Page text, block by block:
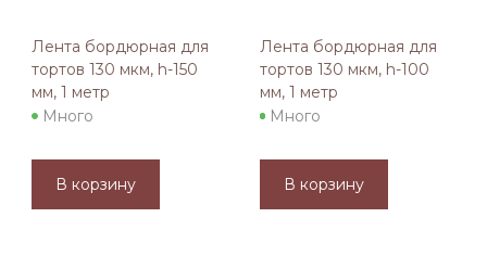
Лента бордюрная для
тортов 130 мкм, h-150
мм, 1 метр
Много
В корзину
Лента бордюрная для
тортов 130 мкм, h-100
мм, 1 метр
Много
В корзину